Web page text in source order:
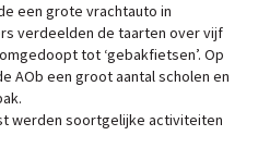
een grote vrachtauto in
verdeelden de taarten over vijf
tot ‘gebakfietsen’. Op
AOb een groot aantal scholen en
werden soortgelijke activiteiten